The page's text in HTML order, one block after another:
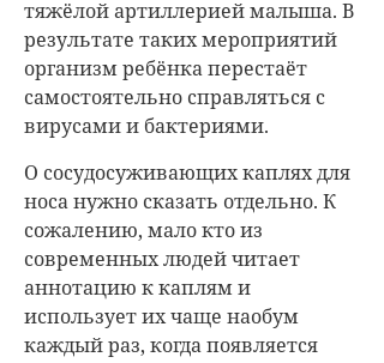
В противном случае может
возникнуть привыкание, когда
без капель детский носик не
сможет уже дышать. Гораздо
эффективнее будет использовать
после сада солевые растворы для
промывания на основе морской
воды. Эта мера позволит удалить
из носа вирусы и бактерии,
которые за день осели на
слизистой, и предотвратит
многие болезни.